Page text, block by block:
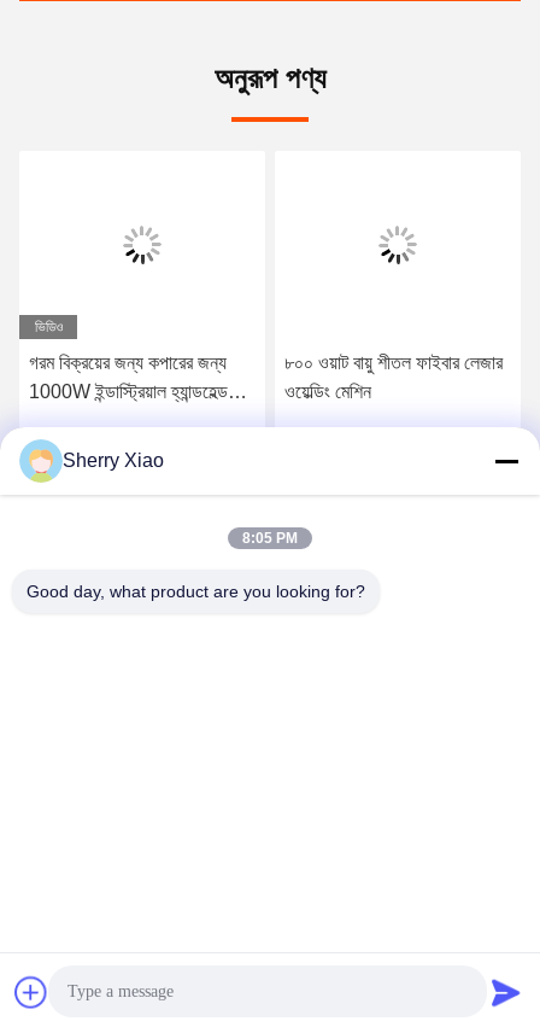
অনুরূপ পণ্য
ভিডিও
গরম বিক্রয়ের জন্য কপারের জন্য
1000W ইন্ডাস্ট্রিয়াল হ্যান্ডহেল্ড
৮০০ ওয়াট বায়ু শীতল ফাইবার লেজার
ওয়েল্ডিং মেশিন
Sherry Xiao
8:05 PM
Good day, what product are you looking for?